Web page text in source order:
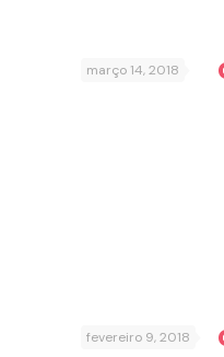
março 14, 2018
fevereiro 9, 2018